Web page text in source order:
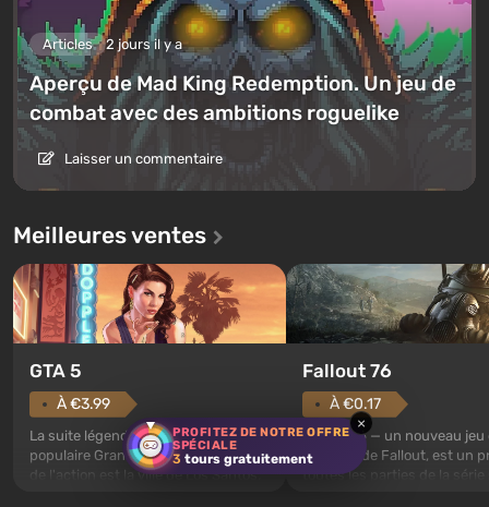
PROFITEZ DE NOTRE OFFRE
SPÉCIALE
3 tours gratuitement
×
Articles 2 jours il y a
Aperçu de Mad King Redemption. Un jeu de
combat avec des ambitions roguelike
Laisser un commentaire
Meilleures ventes
GTA 5
À €3.99
La suite légendaire de la série
populaire Grand Theft Auto. Le lieu
de l'action est la ville de Los Santos,
Fallout 76
À €0.17
Fallout 76 — un nouveau jeu
l'univers de Fallout, est un
toutes les parties de la série